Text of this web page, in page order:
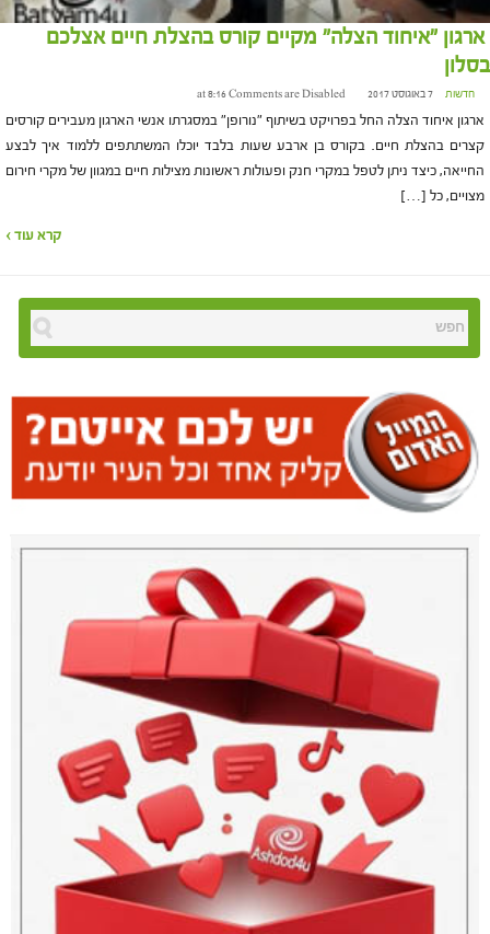
ארגון "איחוד הצלה" מקיים קורס בהצלת חיים אצלכם
בסלון
חדשות 7 באוגוסט 2017 at 8:16 Comments are Disabled
ארגון איחוד הצלה החל בפרויקט בשיתוף "נורופן" במסגרתו אנשי הארגון מעבירים קורסים
קצרים בהצלת חיים. בקורס בן ארבע שעות בלבד יוכלו המשתתפים ללמוד איך לבצע
החייאה, כיצד ניתן לטפל במקרי חנק ופעולות ראשונות מצילות חיים במגוון של מקרי חירום
מצויים, כל […]
קרא עוד ›